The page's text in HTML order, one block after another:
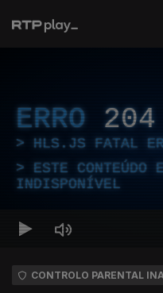
ERRO 204
HLS.JS FATAL
ESTE CONTEÚDO
INDISPONÍVEL
CONTROLO PARENTAL